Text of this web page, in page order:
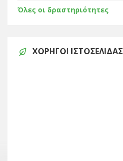
Όλες οι δραστηριότητες
ΧΟΡΗΓΟΊ ΙΣΤΟΣΕΛΊΔΑΣ